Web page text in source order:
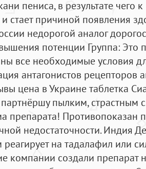
пениса, в результате чего
стает причиной появления
недорогой аналог
потенции Группа: Это
все необходимые условия
антагонистов рецепторов
цена в Украине таблетка
пылким,
препарата! Противопоказан
недостаточности. Индия
на тадалафил или
компании создали препарат